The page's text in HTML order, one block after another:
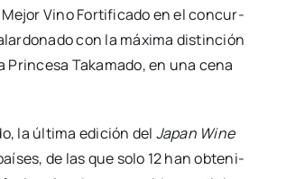
Mejor Vino For­ti­fi­ca­do en el con­cur­
con la máxi­ma dis­tin­ción
Taka­ma­do, en una cena
la últi­ma edi­ción del Japan Wine
de las que solo 12 han obte­ni­